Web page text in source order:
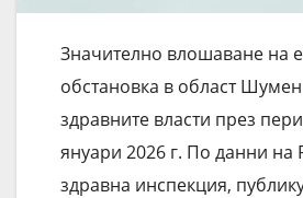
Значително влошаване на
обстановка в област Шумен
здравните власти през
януари 2026 г. По данни на
здравна инспекция,